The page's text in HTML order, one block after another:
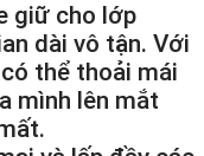
giữ cho lớp
dài vô tận. Với
thể thoải mái
mình lên mắt